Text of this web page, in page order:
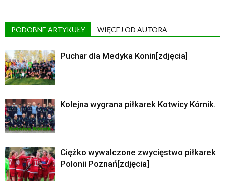
PODOBNE ARTYKUŁY WIĘCEJ OD AUTORA
Puchar dla Medyka Konin[zdjęcia]
Kolejna wygrana piłkarek Kotwicy Kórnik.
Ciężko wywalczone zwycięstwo piłkarek
Polonii Poznań[zdjęcia]